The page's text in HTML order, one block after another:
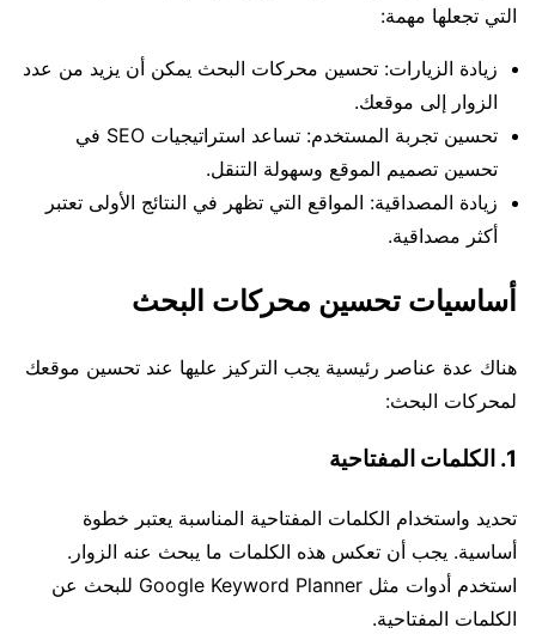
التي تجعلها مهمة:
زيادة الزيارات: تحسين محركات البحث يمكن أن يزيد من عدد
الزوار إلى موقعك.
تحسين تجربة المستخدم: تساعد استراتيجيات SEO في
تحسين تصميم الموقع وسهولة التنقل.
زيادة المصداقية: المواقع التي تظهر في النتائج الأولى تعتبر
أكثر مصداقية.
أساسيات تحسين محركات البحث
هناك عدة عناصر رئيسية يجب التركيز عليها عند تحسين موقعك
لمحركات البحث:
1. الكلمات المفتاحية
تحديد واستخدام الكلمات المفتاحية المناسبة يعتبر خطوة
أساسية. يجب أن تعكس هذه الكلمات ما يبحث عنه الزوار.
استخدم أدوات مثل Google Keyword Planner للبحث عن
الكلمات المفتاحية.